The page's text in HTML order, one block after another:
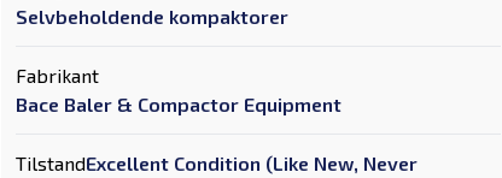
Selvbeholdende kompaktorer
Fabrikant
Bace Baler & Compactor Equipment
TilstandExcellent Condition (Like New, Never